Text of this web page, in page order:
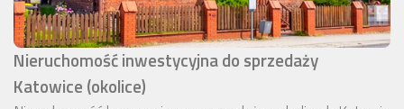
Nieruchomość inwestycyjna do sprzedaży
Katowice (okolice)